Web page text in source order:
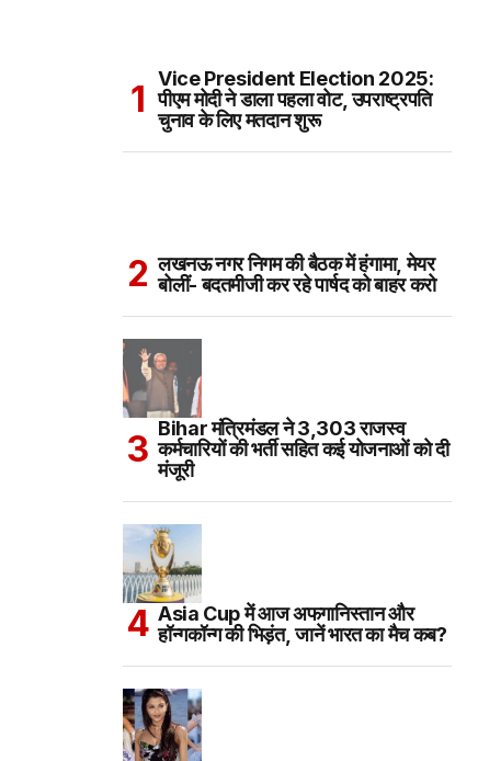
Vice President Election 2025:
पीएम मोदी ने डाला पहला वोट, उपराष्ट्रपति
चुनाव के लिए मतदान शुरू
लखनऊ नगर निगम की बैठक में हंगामा, मेयर
बोलीं- बदतमीजी कर रहे पार्षद को बाहर करो
Bihar मंत्रिमंडल ने 3,303 राजस्व
कर्मचारियों की भर्ती सहित कई योजनाओं को दी
मंजूरी
Asia Cup में आज अफगानिस्तान और
हॉन्गकॉन्ग की भिड़ंत, जानें भारत का मैच कब?